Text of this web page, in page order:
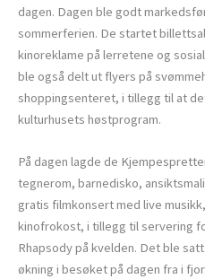
dagen. Dagen ble godt
sommerferien. De startet
kinoreklame på lerretene og
ble også delt ut flyers på
shoppingsenteret, i tillegg til at
kulturhusets høstprogram.
På dagen lagde de
tegnerom, barnedisko,
gratis filmkonsert med live
kinofrokost, i tillegg til servering
Rhapsody på kvelden. Det ble
økning i besøket på dagen fra i